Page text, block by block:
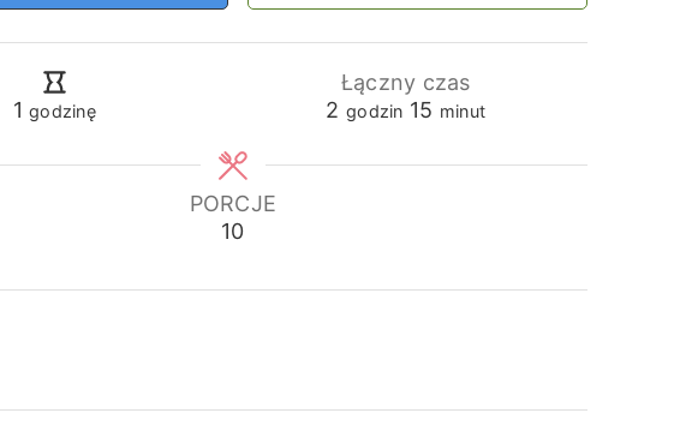
1 godzina
godzinę
Łączny czas
2 godziny
godzin 15 minuty
minut
PORCJE
10